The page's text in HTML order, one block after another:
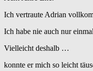
Ich vertraute Adrian
Ich habe nie auch nur
Vielleicht deshalb …
konnte er mich so leicht